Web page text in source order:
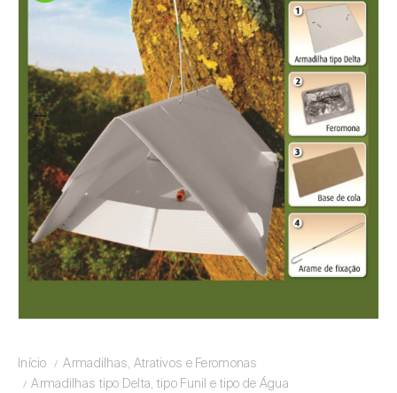
Início
Armadilhas, Atrativos e Feromonas
Armadilhas tipo Delta, tipo Funil e tipo de Água